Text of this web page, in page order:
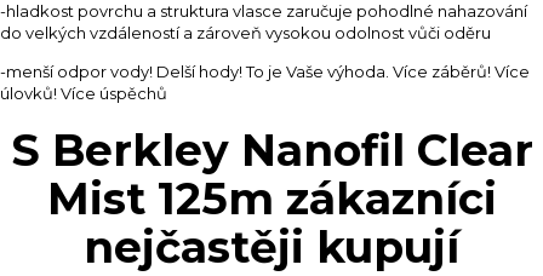
-hladkost povrchu a struktura vlasce zaručuje pohodlné nahazování
do velkých vzdáleností a zároveň vysokou odolnost vůči oděru
-menší odpor vody! Delší hody! To je Vaše výhoda. Více záběrů! Více
úlovků! Více úspěchů
S Berkley Nanofil Clear
Mist 125m zákazníci
nejčastěji kupují